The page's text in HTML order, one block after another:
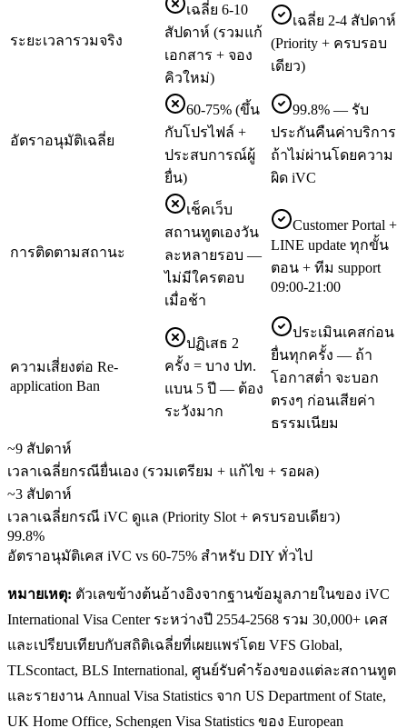
ระยะเวลารวมจริง
เฉลี่ย 6-10
สัปดาห์ (รวมแก้
เอกสาร + จอง
คิวใหม่)
เฉลี่ย 2-4 สัปดาห์
(Priority + ครบรอบ
เดียว)
อัตราอนุมัติเฉลี่ย
60-75% (ขึ้น
กับโปรไฟล์ +
ประสบการณ์ผู้
ยื่น)
99.8% — รับ
ประกันคืนค่าบริการ
ถ้าไม่ผ่านโดยความ
ผิด iVC
การติดตามสถานะ
เช็คเว็บ
สถานทูตเองวัน
ละหลายรอบ —
ไม่มีใครตอบ
เมื่อช้า
Customer Portal +
LINE update ทุกขั้น
ตอน + ทีม support
09:00-21:00
ความเสี่ยงต่อ Re-
application Ban
ปฏิเสธ 2
ครั้ง = บาง ปท.
แบน 5 ปี — ต้อง
ระวังมาก
ประเมินเคสก่อน
ยื่นทุกครั้ง — ถ้า
โอกาสต่ำ จะบอก
ตรงๆ ก่อนเสียค่า
ธรรมเนียม
~9 สัปดาห์
เวลาเฉลี่ยกรณียื่นเอง (รวมเตรียม + แก้ไข + รอผล)
~3 สัปดาห์
เวลาเฉลี่ยกรณี iVC ดูแล (Priority Slot + ครบรอบเดียว)
99.8%
อัตราอนุมัติเคส iVC vs 60-75% สำหรับ DIY ทั่วไป
หมายเหตุ: ตัวเลขข้างต้นอ้างอิงจากฐานข้อมูลภายในของ iVC
International Visa Center ระหว่างปี 2554-2568 รวม 30,000+ เคส
และเปรียบเทียบกับสถิติเฉลี่ยที่เผยแพร่โดย VFS Global,
TLScontact, BLS International, ศูนย์รับคำร้องของแต่ละสถานทูต
และรายงาน Annual Visa Statistics จาก US Department of State,
UK Home Office, Schengen Visa Statistics ของ European